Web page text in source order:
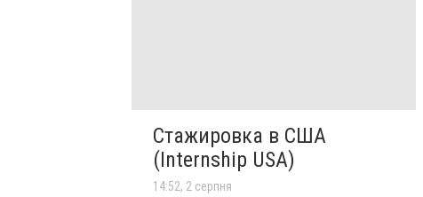
Стажировка в США
(Internship USA)
14:52, 2 серпня